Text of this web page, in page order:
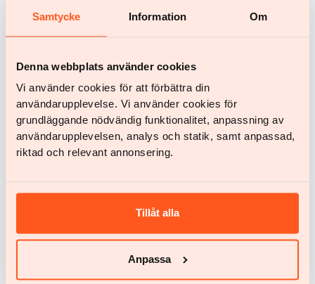
Samtycke Information Om
Denna webbplats använder cookies
Vi använder cookies för att förbättra din
användarupplevelse. Vi använder cookies för
grundläggande nödvändig funktionalitet, anpassning av
användarupplevelsen, analys och statik, samt anpassad,
riktad och relevant annonsering.
Tillåt alla
Anpassa
Commerciële belangen spelen een grote rol in ons
omgeving vol verleidingen is het moeilijk om gezonde
keuzes te maken. Het rapport benadrukt dat een
effectieve aanpak bestaat uit twee belangrijke
elementen: enerzijds het invoeren van een
(reclame)verbod voor ongezonde producten en anderzijds
het financieel en praktisch aantrekkelijk maken van
gezonde keuzes. Zo is het belangrijk om gezond gedrag,
stimuleren. Dit kan door het goedkoper maken van
gezonde opties en door de omgeving zo in te richten dat
deze meer uitnodigt tot gezond gedrag. Dit betekent
onder andere minder verkooppunten van ongezonde
voedingsmiddelen.
5.Inzetten van digitale middelen in de zorg